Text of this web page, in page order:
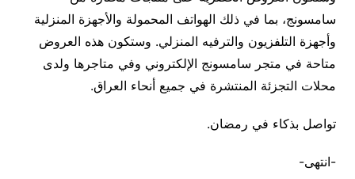
سامسونج، بما في ذلك الهواتف المحمولة والأجهزة المنزلية
وأجهزة التلفزيون والترفيه المنزلي. وستكون هذه العروض
متاحة في متجر سامسونج الإلكتروني وفي متاجرها ولدى
محلات التجزئة المنتشرة في جميع أنحاء العراق.
تواصل بذكاء في رمضان.
-انتهى-